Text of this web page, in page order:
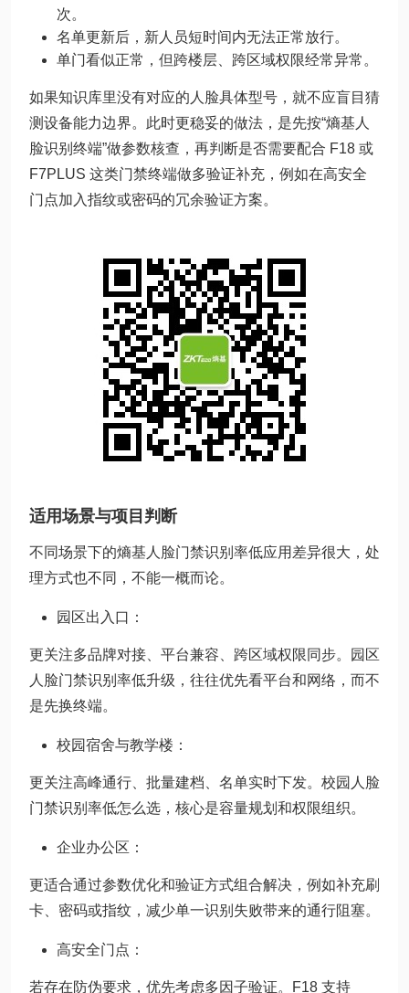
次。
名单更新后，新人员短时间内无法正常放行。
单门看似正常，但跨楼层、跨区域权限经常异常。
如果知识库里没有对应的人脸具体型号，就不应盲目猜
测设备能力边界。此时更稳妥的做法，是先按“熵基人
脸识别终端”做参数核查，再判断是否需要配合 F18 或
F7PLUS 这类门禁终端做多验证补充，例如在高安全
门点加入指纹或密码的冗余验证方案。
适用场景与项目判断
不同场景下的熵基人脸门禁识别率低应用差异很大，处
理方式也不同，不能一概而论。
园区出入口：
更关注多品牌对接、平台兼容、跨区域权限同步。园区
人脸门禁识别率低升级，往往优先看平台和网络，而不
是先换终端。
校园宿舍与教学楼：
更关注高峰通行、批量建档、名单实时下发。校园人脸
门禁识别率低怎么选，核心是容量规划和权限组织。
企业办公区：
更适合通过参数优化和验证方式组合解决，例如补充刷
卡、密码或指纹，减少单一识别失败带来的通行阻塞。
高安全门点：
若存在防伪要求，优先考虑多因子验证。F18 支持